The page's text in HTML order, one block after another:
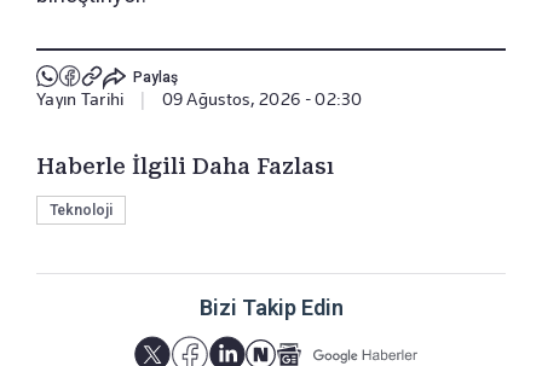
Paylaş
Yayın Tarihi 09 Ağustos, 2026 - 02:30
Haberle İlgili Daha Fazlası
Teknoloji
Bizi Takip Edin